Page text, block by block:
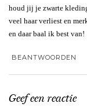
houd jij je zwarte
veel haar verliest en
en daar baal ik best van!
BEANTWOORDEN
Geef een reactie